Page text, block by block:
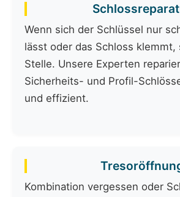
Wenn sich der Schlüssel nur
lässt oder das Schloss klemmt,
Stelle. Unsere Experten
Sicherheits- und Profil-
und effizient.
Kombination vergessen oder